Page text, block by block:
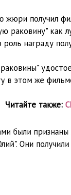
получил
раковину" как
награду
в этом же
Читайте также:
были
Они